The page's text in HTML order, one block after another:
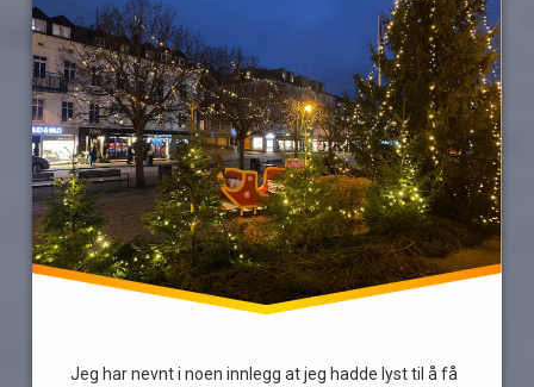
Jeg har nevnt i noen innlegg at jeg hadde lyst til å få